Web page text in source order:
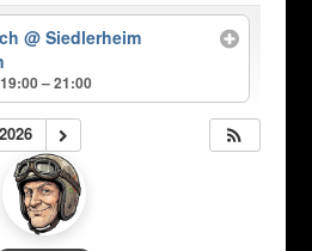
@ Siedlerheim
– 21:00